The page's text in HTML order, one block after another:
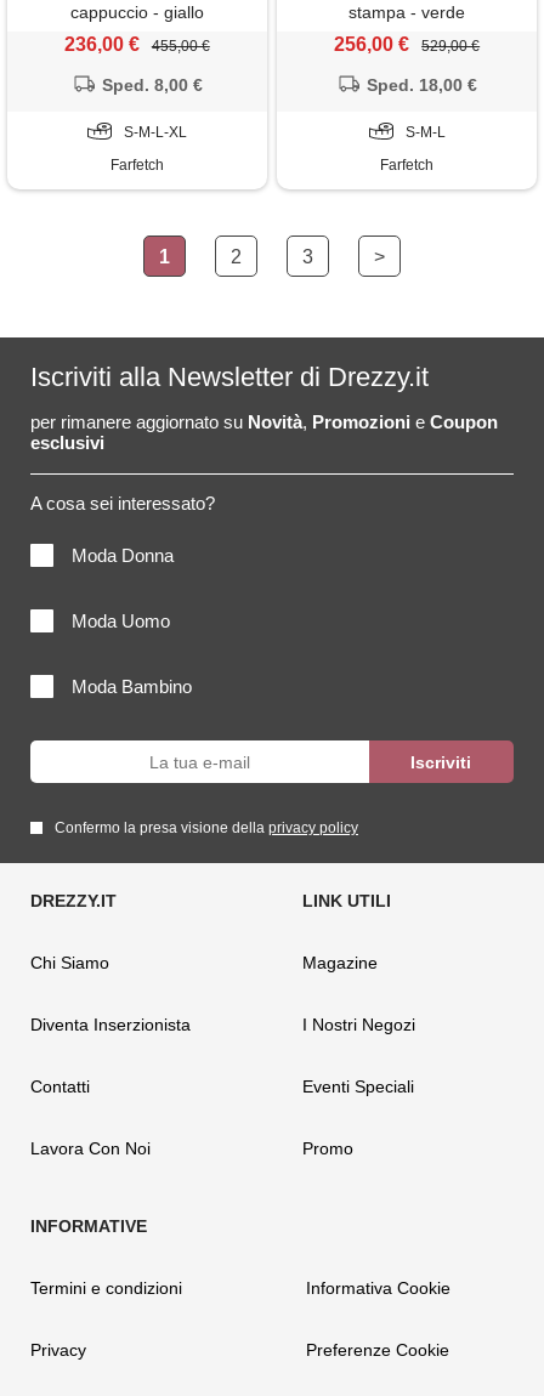
cappuccio - giallo
236,00 € 455,00 €
Sped. 8,00 €
S-M-L-XL
Farfetch
stampa - verde
256,00 € 529,00 €
Sped. 18,00 €
S-M-L
Farfetch
1 2 3 >
Iscriviti alla Newsletter di Drezzy.it
per rimanere aggiornato su Novità, Promozioni e Coupon
esclusivi
A cosa sei interessato?
Moda Donna
Moda Uomo
Moda Bambino
Confermo la presa visione della privacy policy
Chi Siamo
Diventa Inserzionista
Contatti
Lavora Con Noi
Magazine
I Nostri Negozi
Eventi Speciali
Promo
Termini e condizioni
Privacy
Informativa Cookie
Preferenze Cookie